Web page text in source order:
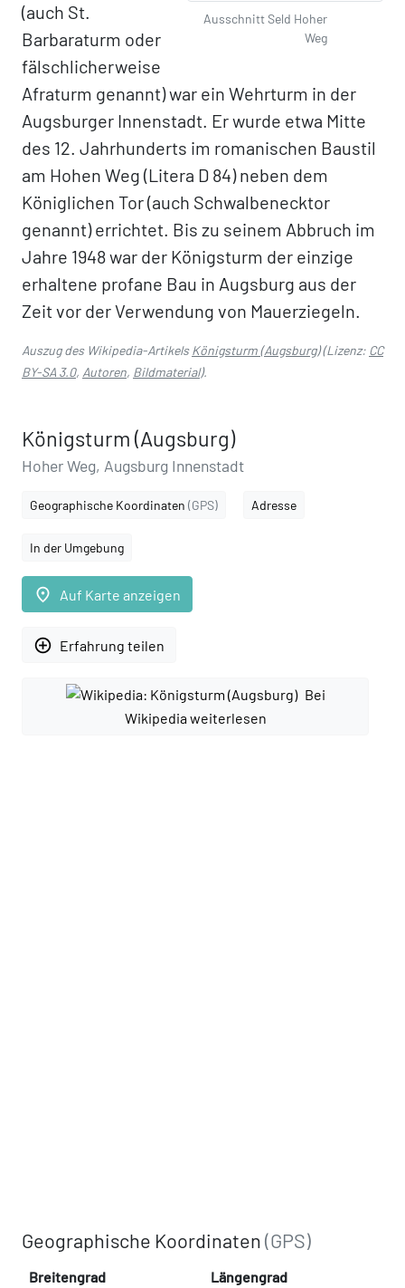
Ausschnitt Seld Hoher
Weg
(auch St.
Barbaraturm oder
fälschlicherweise
Afraturm genannt) war ein Wehrturm in der
Augsburger Innenstadt. Er wurde etwa Mitte
des 12. Jahrhunderts im romanischen Baustil
am Hohen Weg (Litera D 84) neben dem
Königlichen Tor (auch Schwalbenecktor
genannt) errichtet. Bis zu seinem Abbruch im
Jahre 1948 war der Königsturm der einzige
erhaltene profane Bau in Augsburg aus der
Zeit vor der Verwendung von Mauerziegeln.
Auszug des Wikipedia-ArtikelsKönigsturm (Augsburg)(Lizenz: CC
BY-SA 3.0, Autoren, Bildmaterial).
Königsturm (Augsburg)
Hoher Weg, Augsburg Innenstadt
Geographische Koordinaten (GPS) Adresse
In der Umgebung
place Auf Karte anzeigen
add_circle_outline Erfahrung teilen
Bei
Wikipedia weiterlesen
Geographische Koordinaten(GPS)
Breitengrad Längengrad